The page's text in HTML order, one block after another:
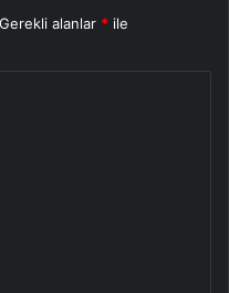
Gerekli alanlar * ile